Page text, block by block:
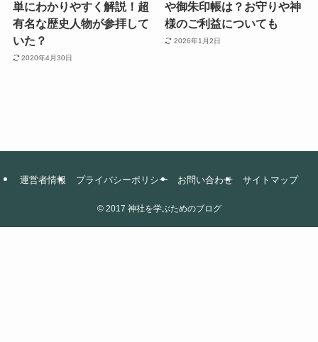
単にわかりやすく解説！超
有名な歴史人物が参拝して
いた？
2020年4月30日
や御朱印帳は？お守りや神
様のご利益についても
2026年1月2日
運営者情報 プライバシーポリシー お問い合わせ サイトマップ
© 2017 神社を学ぶためのブログ